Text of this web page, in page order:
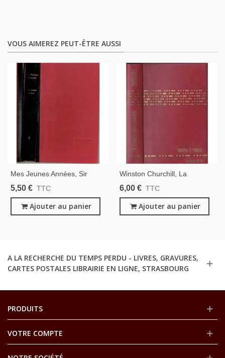
VOUS AIMEREZ PEUT-ÊTRE AUSSI
Mes Jeunes Années, Sir
Winston Churchill, 1960 -
Historiques, Grande
Bretagne, Édition Numérotée
5,50 € TTC
Ajouter au panier
Winston Churchill, La
Deuxième Guerre Mondiale,
Rideau De Fer 1945, 1965 -
2e Guerre Mondiale,
6,00 € TTC
Ajouter au panier
A LA RECHERCHE DU TEMPS PERDU - LIVRES, GRAVURES,
CARTES POSTALES LIBRAIRIE EN LIGNE, STRASBOURG
PRODUITS
VOTRE COMPTE